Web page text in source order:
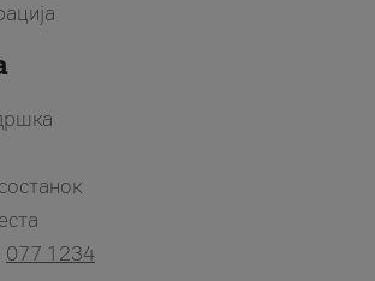
077 1234